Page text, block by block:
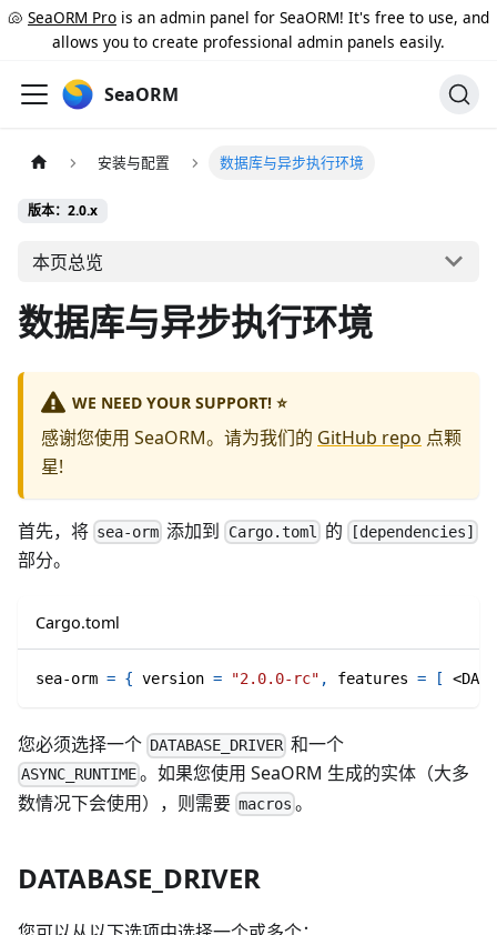
🐚 SeaORM Pro is an admin panel for SeaORM! It's free to use, and
allows you to create professional admin panels easily.
SeaORM
安装与配置 数据库与异步执行环境
版本：2.0.x
本页总览
数据库与异步执行环境
WE NEED YOUR SUPPORT! ⭐
感谢您使用 SeaORM。请为我们的 GitHub repo 点颗
星!
首先，将 sea-orm 添加到 Cargo.toml 的 [dependencies]
部分。
Cargo.toml
sea-orm = { version = "2.0.0-rc" , features = [
您必须选择一个 DATABASE_DRIVER 和一个
ASYNC_RUNTIME 。如果您使用 SeaORM 生成的实体（大多
数情况下会使用），则需要 macros 。
DATABASE_DRIVER